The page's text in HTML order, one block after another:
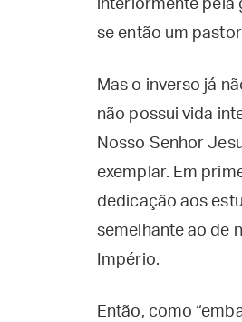
interiormente pela
se então um
Mas o inverso já
não possui vida
Nosso Senhor
exemplar. Em
dedicação aos
semelhante ao de
Império.
Então, como